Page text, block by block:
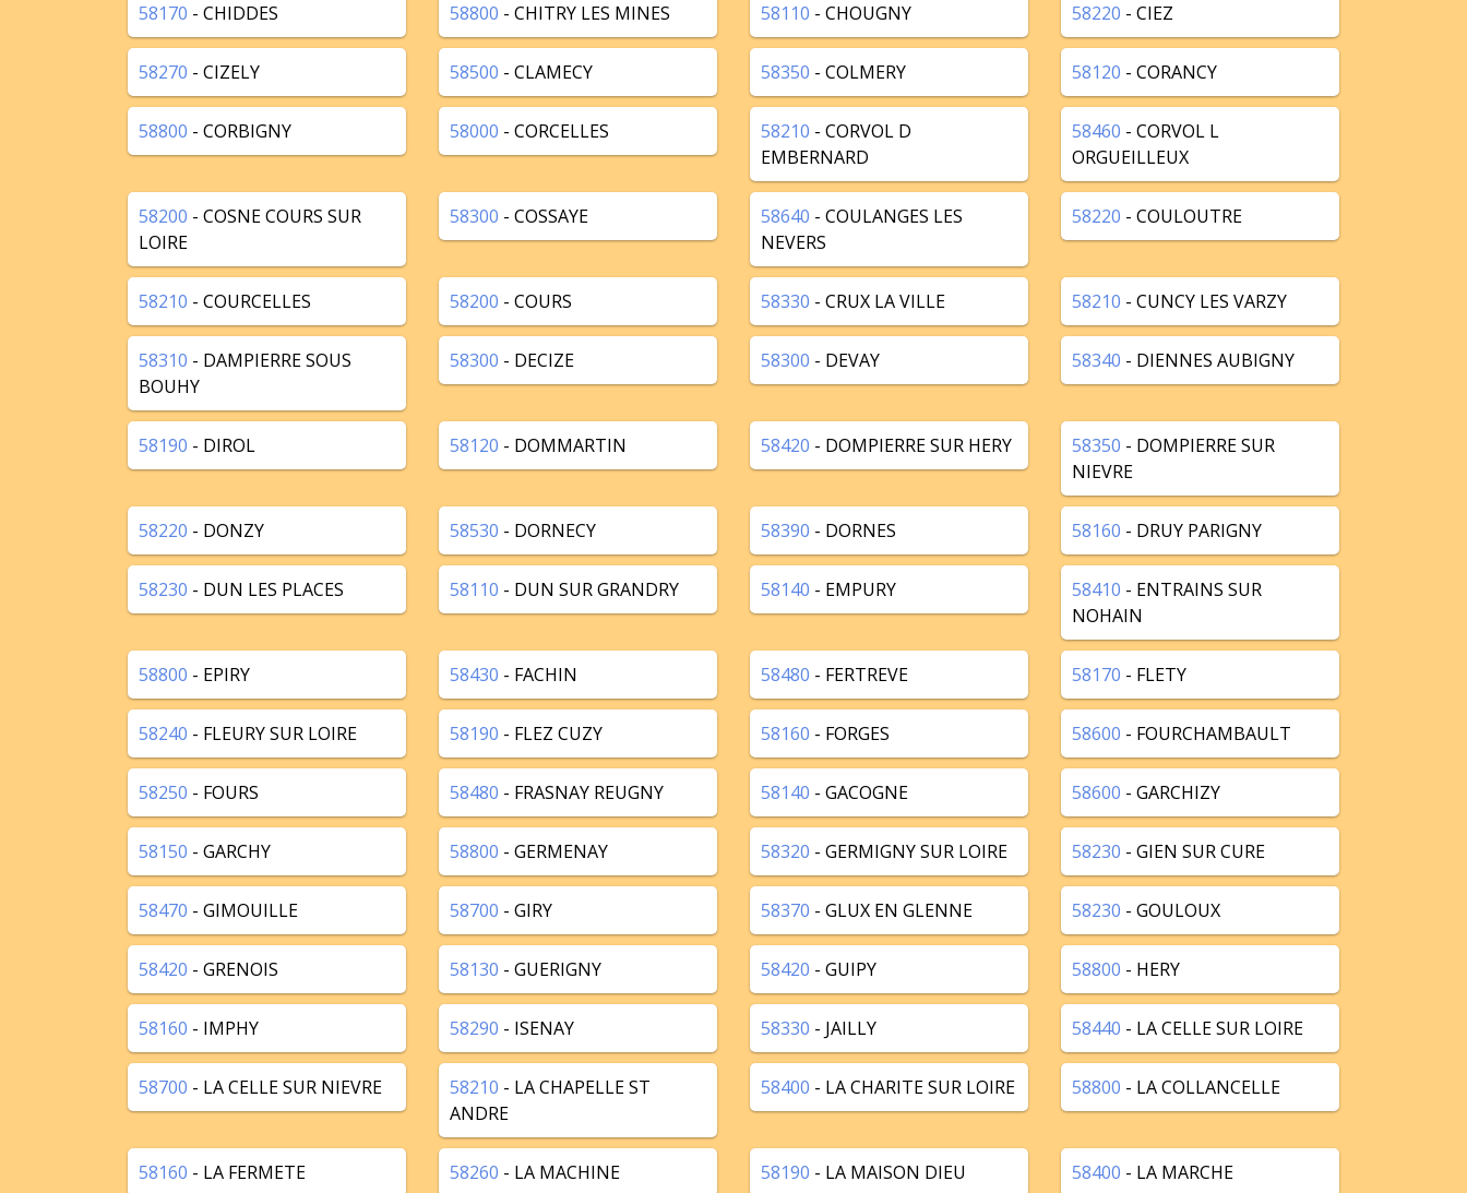
58170 - CHIDDES 58800 - CHITRY LES MINES 58110 - CHOUGNY 58220 - CIEZ
58270 - CIZELY 58500 - CLAMECY 58350 - COLMERY 58120 - CORANCY
58800 - CORBIGNY 58000 - CORCELLES 58210 - CORVOL D
EMBERNARD
58460 - CORVOL L
ORGUEILLEUX
58200 - COSNE COURS SUR
LOIRE
58300 - COSSAYE 58640 - COULANGES LES
NEVERS
58220 - COULOUTRE
58210 - COURCELLES 58200 - COURS 58330 - CRUX LA VILLE 58210 - CUNCY LES VARZY
58310 - DAMPIERRE SOUS
BOUHY
58300 - DECIZE 58300 - DEVAY 58340 - DIENNES AUBIGNY
58190 - DIROL 58120 - DOMMARTIN 58420 - DOMPIERRE SUR HERY 58350 - DOMPIERRE SUR
NIEVRE
58220 - DONZY 58530 - DORNECY 58390 - DORNES 58160 - DRUY PARIGNY
58230 - DUN LES PLACES 58110 - DUN SUR GRANDRY 58140 - EMPURY 58410 - ENTRAINS SUR
NOHAIN
58800 - EPIRY 58430 - FACHIN 58480 - FERTREVE 58170 - FLETY
58240 - FLEURY SUR LOIRE 58190 - FLEZ CUZY 58160 - FORGES 58600 - FOURCHAMBAULT
58250 - FOURS 58480 - FRASNAY REUGNY 58140 - GACOGNE 58600 - GARCHIZY
58150 - GARCHY 58800 - GERMENAY 58320 - GERMIGNY SUR LOIRE 58230 - GIEN SUR CURE
58470 - GIMOUILLE 58700 - GIRY 58370 - GLUX EN GLENNE 58230 - GOULOUX
58420 - GRENOIS 58130 - GUERIGNY 58420 - GUIPY 58800 - HERY
58160 - IMPHY 58290 - ISENAY 58330 - JAILLY 58440 - LA CELLE SUR LOIRE
58700 - LA CELLE SUR NIEVRE 58210 - LA CHAPELLE ST
ANDRE
58400 - LA CHARITE SUR LOIRE 58800 - LA COLLANCELLE
58160 - LA FERMETE 58260 - LA MACHINE 58190 - LA MAISON DIEU 58400 - LA MARCHE